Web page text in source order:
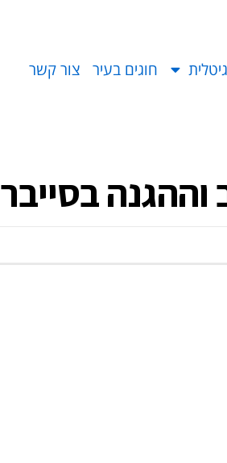
חוגים בעיר צור קשר
בסייבר